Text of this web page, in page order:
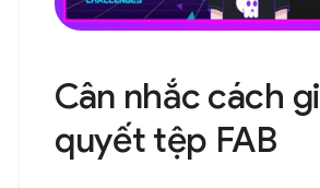
Cân nhắc cách
quyết tệp FAB